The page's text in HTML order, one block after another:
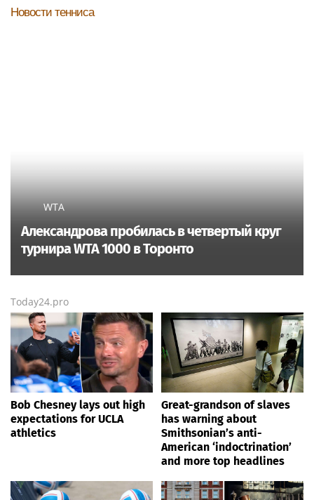
Новости тенниса
WTA
Александрова пробилась в четвертый круг
турнира WTA 1000 в Торонто
Today24.pro
Bob Chesney lays out high
expectations for UCLA
athletics
Great-grandson of slaves
has warning about
Smithsonian’s anti-
American ‘indoctrination’
and more top headlines